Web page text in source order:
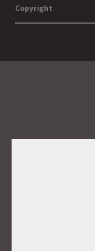
Copyright